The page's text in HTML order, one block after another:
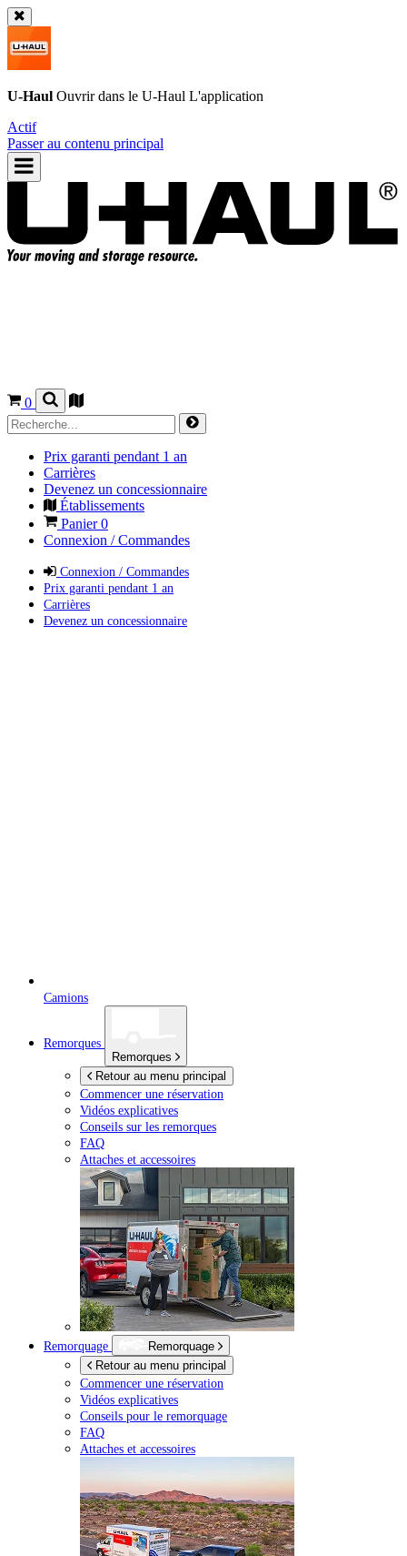
U-Haul Ouvrir dans le U-Haul L'application
Actif
Passer au contenu principal
0
Prix garanti pendant 1 an
Carrières
Devenez un concessionnaire
Établissements
Panier0
Connexion / Commandes
Connexion / Commandes
Prix garanti pendant 1 an
Carrières
Devenez un concessionnaire
Camions
Remorques
Remorques
Retour au menu principal
Commencer une réservation
Vidéos explicatives
Conseils sur les remorques
FAQ
Attaches et accessoires
Remorquage
Remorquage
Retour au menu principal
Commencer une réservation
Vidéos explicatives
Conseils pour le remorquage
FAQ
Attaches et accessoires